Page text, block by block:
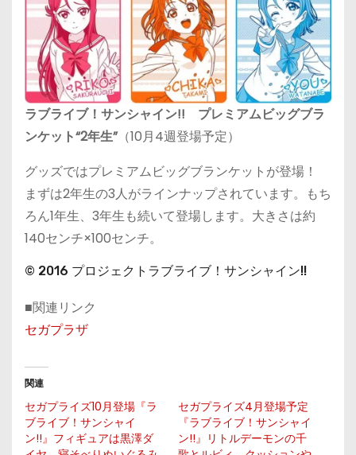
ラブライブ！サンシャイン!! プレミアムビッグブラ
ンケット“2年生”（10月4週登場予定）
グッズではプレミアムビッグブランケットが登場！
まずは2年生の3人がラインナップされています。もち
ろん1年生、3年生も続いて登場します。大きさは約
140センチ×100センチ。
© 2016 プロジェクトラブライブ！サンシャイン!!
■関連リンク
セガプラザ
関連
セガプライズ10月登場『ラ
ブライブ！サンシャイ
ン!!』フィギュアは黒澤ダ
セガプライズ4月登場予定
『ラブライブ！サンシャイ
ン!!』リトルデーモンの千